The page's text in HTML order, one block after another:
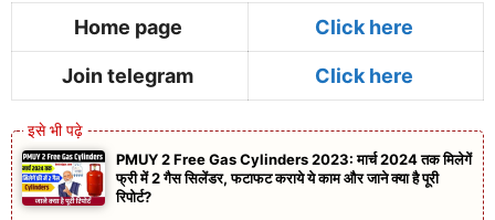
Home page Click here
Join telegram Click here
PMUY 2 Free Gas Cylinders 2023: मार्च 2024 तक मिलेगें
फ्री में 2 गैस सिलेंडर, फटाफट कराये ये काम और जाने क्या है पूरी
रिपोर्ट?